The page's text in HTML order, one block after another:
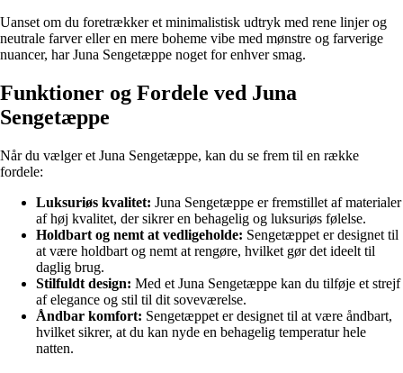
Uanset om du foretrækker et minimalistisk udtryk med rene linjer og
neutrale farver eller en mere boheme vibe med mønstre og farverige
nuancer, har Juna Sengetæppe noget for enhver smag.
Funktioner og Fordele ved Juna
Sengetæppe
Når du vælger et Juna Sengetæppe, kan du se frem til en række
fordele:
Luksuriøs kvalitet: Juna Sengetæppe er fremstillet af materialer
af høj kvalitet, der sikrer en behagelig og luksuriøs følelse.
Holdbart og nemt at vedligeholde: Sengetæppet er designet til
at være holdbart og nemt at rengøre, hvilket gør det ideelt til
daglig brug.
Stilfuldt design: Med et Juna Sengetæppe kan du tilføje et strejf
af elegance og stil til dit soveværelse.
Åndbar komfort: Sengetæppet er designet til at være åndbart,
hvilket sikrer, at du kan nyde en behagelig temperatur hele
natten.